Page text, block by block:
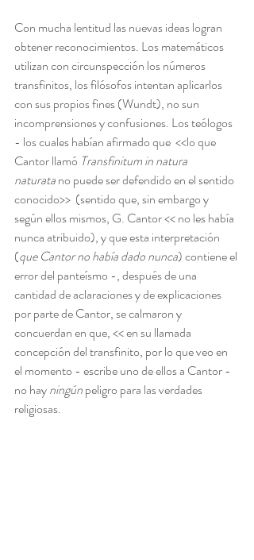
Con mucha lentitud las nuevas ideas logran
obtener reconocimientos. Los matemáticos
utilizan con circunspección los números
transfinitos, los filósofos intentan aplicarlos
con sus propios fines (Wundt), no sun
incomprensiones y confusiones. Los teólogos
- los cuales habían afirmado que  <<lo que
Cantor llamó Transfinitum in natura
naturata no puede ser defendido en el sentido
conocido>>  (sentido que, sin embargo y
según ellos mismos, G. Cantor << no les había
nunca atribuido), y que esta interpretación
(que Cantor no había dado nunca) contiene el
error del panteísmo -, después de una
cantidad de aclaraciones y de explicaciones
por parte de Cantor, se calmaron y
concuerdan en que, << en su llamada
concepción del transfinito, por lo que veo en
el momento - escribe uno de ellos a Cantor -
no hay ningún peligro para las verdades
religiosas.